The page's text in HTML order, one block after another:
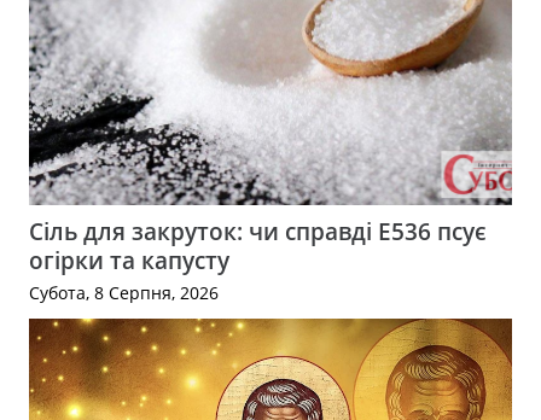
Сіль для закруток: чи справді Е536 псує
огірки та капусту
Субота, 8 Серпня, 2026